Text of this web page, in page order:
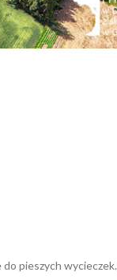
do pieszych wycieczek.